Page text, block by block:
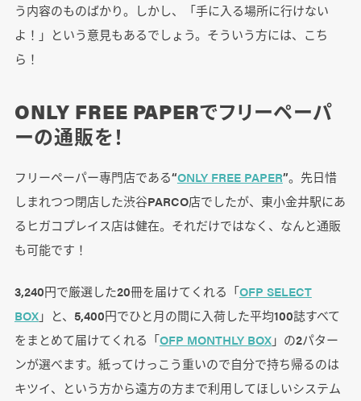
う内容のものばかり。しかし、「手に入る場所に行けない
よ！」という意見もあるでしょう。そういう方には、こち
ら！
ONLY FREE PAPERでフリーペーパ
ーの通販を！
フリーペーパー専門店である“ONLY FREE PAPER”。先日惜
しまれつつ閉店した渋谷PARCO店でしたが、東小金井駅にあ
るヒガコプレイス店は健在。それだけではなく、なんと通販
も可能です！
3,240円で厳選した20冊を届けてくれる「OFP SELECT
BOX」と、5,400円でひと月の間に入荷した平均100誌すべて
をまとめて届けてくれる「OFP MONTHLY BOX」の2パター
ンが選べます。紙ってけっこう重いので自分で持ち帰るのは
キツイ、という方から遠方の方まで利用してほしいシステム